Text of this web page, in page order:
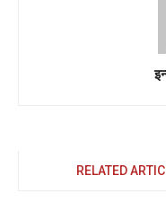
RELATED